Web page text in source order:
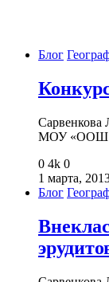
Блог
Сарвенкова
МОУ «ООШ
0 4k 0
1 марта,
Блог